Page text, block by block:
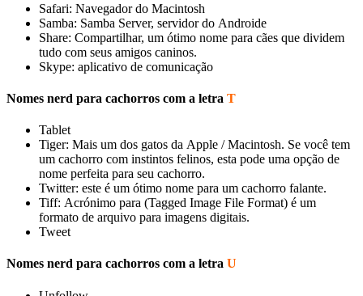
Safari: Navegador do Macintosh
Samba: Samba Server, servidor do Androide
Share: Compartilhar, um ótimo nome para cães que dividem
tudo com seus amigos caninos.
Skype: aplicativo de comunicação
Nomes nerd para cachorros com a letra T
Tablet
Tiger: Mais um dos gatos da Apple / Macintosh. Se você tem
um cachorro com instintos felinos, esta pode uma opção de
nome perfeita para seu cachorro.
Twitter: este é um ótimo nome para um cachorro falante.
Tiff: Acrónimo para (Tagged Image File Format) é um
formato de arquivo para imagens digitais.
Tweet
Nomes nerd para cachorros com a letra U